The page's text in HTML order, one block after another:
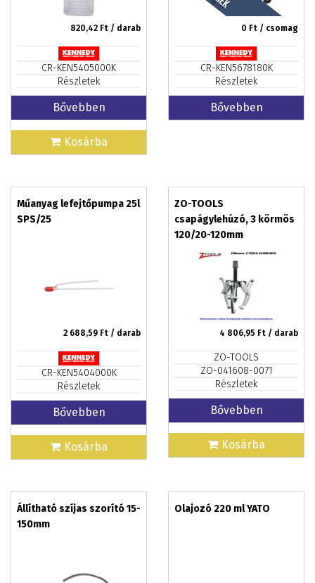
820,42 Ft / darab
CR-KEN5405000K
Részletek
Bővebben
Kosárba
0 Ft / csomag
CR-KEN5678180K
Részletek
Bővebben
Műanyag lefejtőpumpa 25l
SPS/25
2 688,59 Ft / darab
CR-KEN5404000K
Részletek
Bővebben
Kosárba
ZO-TOOLS
csapágylehúzó, 3 körmös
120/20-120mm
4 806,95 Ft / darab
ZO-TOOLS
ZO-041608-0071
Részletek
Bővebben
Kosárba
Állítható szíjas szorító 15-
150mm
Olajozó 220 ml YATO